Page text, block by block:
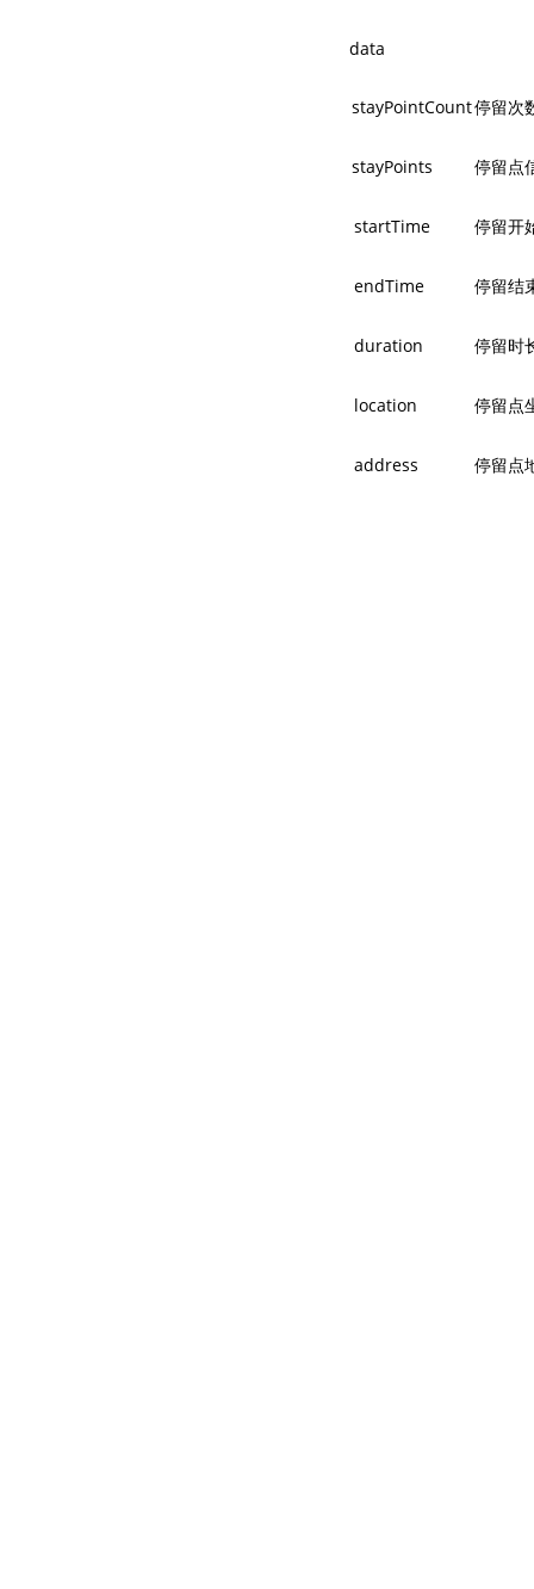
data
stayPointCount停留次
stayPoints 停留点
startTime 停留开
endTime 停留结
duration 停留时
location 停留点
address 停留点